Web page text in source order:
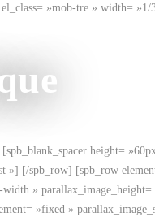
»mob-tre » width= »1/
height=
»] [/spb_row] [spb_row
» parallax_image_height=
»fixed »